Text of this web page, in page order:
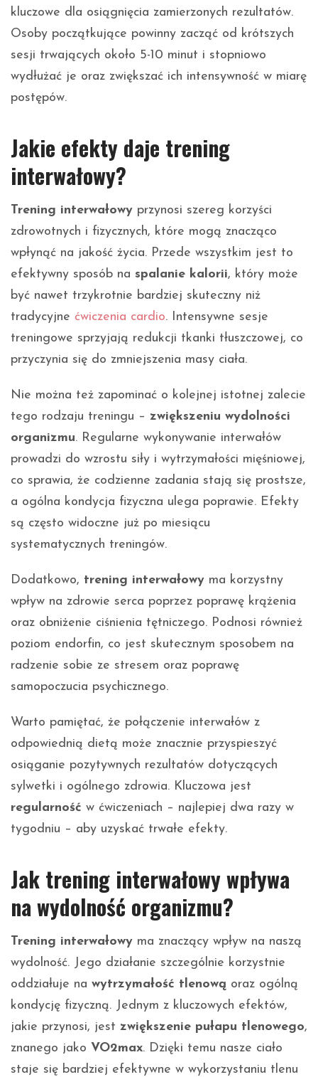
kluczowe dla osiągnięcia zamierzonych rezultatów.
Osoby początkujące powinny zacząć od krótszych
sesji trwających około 5-10 minut i stopniowo
wydłużać je oraz zwiększać ich intensywność w miarę
postępów.
Jakie efekty daje trening
interwałowy?
Trening interwałowy przynosi szereg korzyści
zdrowotnych i fizycznych, które mogą znacząco
wpłynąć na jakość życia. Przede wszystkim jest to
efektywny sposób na spalanie kalorii, który może
być nawet trzykrotnie bardziej skuteczny niż
tradycyjne ćwiczenia cardio. Intensywne sesje
treningowe sprzyjają redukcji tkanki tłuszczowej, co
przyczynia się do zmniejszenia masy ciała.
Nie można też zapominać o kolejnej istotnej zalecie
tego rodzaju treningu – zwiększeniu wydolności
organizmu. Regularne wykonywanie interwałów
prowadzi do wzrostu siły i wytrzymałości mięśniowej,
co sprawia, że codzienne zadania stają się prostsze,
a ogólna kondycja fizyczna ulega poprawie. Efekty
są często widoczne już po miesiącu
systematycznych treningów.
Dodatkowo, trening interwałowy ma korzystny
wpływ na zdrowie serca poprzez poprawę krążenia
oraz obniżenie ciśnienia tętniczego. Podnosi również
poziom endorfin, co jest skutecznym sposobem na
radzenie sobie ze stresem oraz poprawę
samopoczucia psychicznego.
Warto pamiętać, że połączenie interwałów z
odpowiednią dietą może znacznie przyspieszyć
osiąganie pozytywnych rezultatów dotyczących
sylwetki i ogólnego zdrowia. Kluczowa jest
regularność w ćwiczeniach – najlepiej dwa razy w
tygodniu – aby uzyskać trwałe efekty.
Jak trening interwałowy wpływa
na wydolność organizmu?
Trening interwałowy ma znaczący wpływ na naszą
wydolność. Jego działanie szczególnie korzystnie
oddziałuje na wytrzymałość tlenową oraz ogólną
kondycję fizyczną. Jednym z kluczowych efektów,
jakie przynosi, jest zwiększenie pułapu tlenowego,
znanego jako VO2max. Dzięki temu nasze ciało
staje się bardziej efektywne w wykorzystaniu tlenu